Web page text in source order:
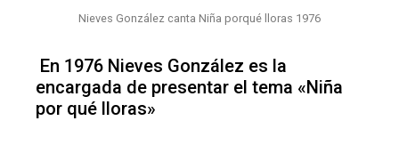
Nieves González canta Niña porqué lloras 1976
En 1976 Nieves González es la
encargada de presentar el tema «Niña
por qué lloras»